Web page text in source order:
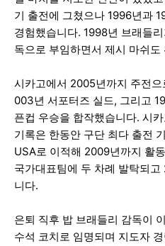
기 출전에 그쳤으나 1996년과
경험했습니다. 1998년 브래들
독으로 부임하면서 제시 마쉬
시카고에서 2005년까지 주전
003년 서포터즈 실드, 그리고
픈컵 우승을 합작했습니다. 시
기록은 한동안 구단 최다 출전
USA로 이적해 2009년까지 활
국가대표팀에 두 차례 발탁되
니다.
은퇴 직후 밥 브래들리 감독이
수석 코치로 임명되며 지도자